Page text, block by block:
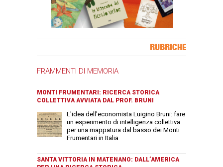
RUBRICHE
FRAMMENTI DI MEMORIA
MONTI FRUMENTARI: RICERCA STORICA
COLLETTIVA AVVIATA DAL PROF. BRUNI
L'idea dell'economista Luigino Bruni: fare
un esperimento di intelligenza collettiva
per una mappatura dal basso dei Monti
Frumentari in Italia
SANTA VITTORIA IN MATENANO: DALL’AMERICA